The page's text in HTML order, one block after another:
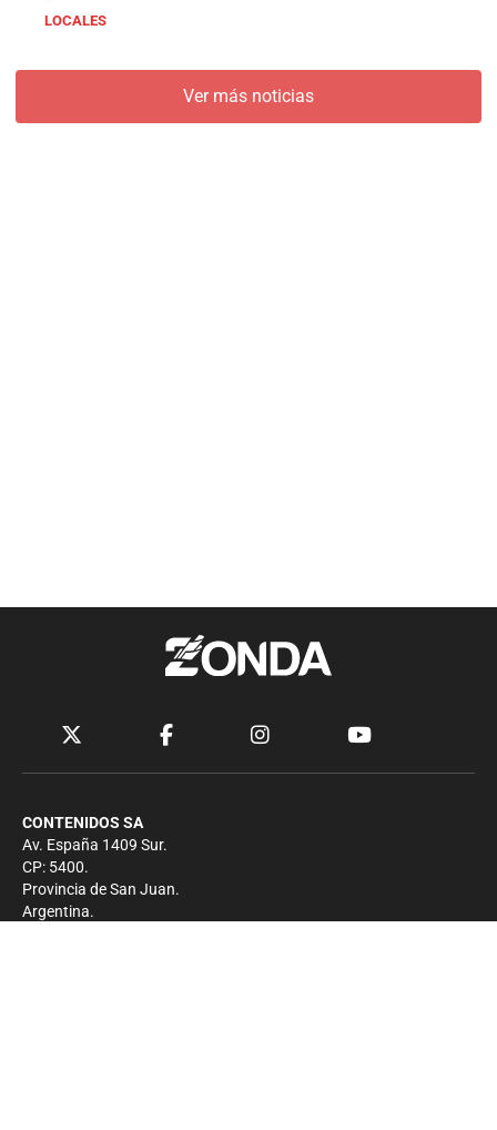
LOCALES
Ver más noticias
CONTENIDOS SA
Av. España 1409 Sur.
CP: 5400.
Provincia de San Juan.
Argentina.